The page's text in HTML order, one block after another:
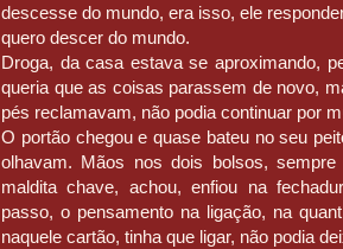
descesse do mundo, era isso, ele
quero descer do mundo.
Droga, da casa estava se aproximando,
queria que as coisas parassem de novo,
pés reclamavam, não podia continuar por
O portão chegou e quase bateu no seu
olhavam. Mãos nos dois bolsos,
maldita chave, achou, enfiou na
passo, o pensamento na ligação, na
naquele cartão, tinha que ligar, não podia